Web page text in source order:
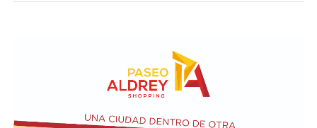
10 a 12 en la Biblioteca de Autores Marplatenses,
ubicada en el primer piso del edificio.